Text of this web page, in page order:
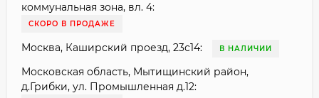
коммунальная зона, вл. 4:
СКОРО В ПРОДАЖЕ
Москва, Каширский проезд, 23с14: В НАЛИЧИИ
Московская область, Мытищинский район,
д.Грибки, ул. Промышленная д.12: